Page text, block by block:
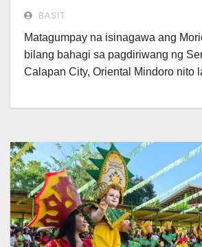
BASIT
Matagumpay na isinagawa ang
bilang bahagi sa pagdiriwang ng
Calapan City, Oriental Mindoro nito